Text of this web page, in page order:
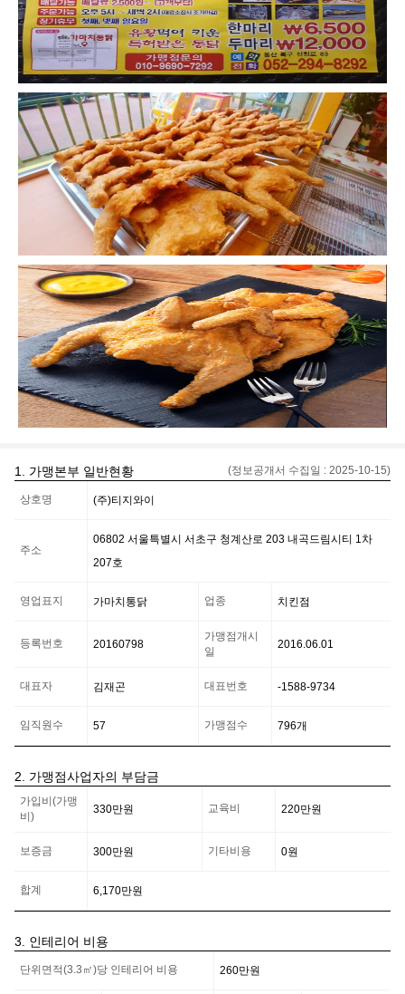
1. 가맹본부 일반현황 (정보공개서 수집일 : 2025-10-15)
맹
일
황
상호명 (주)티지와이
주소
06802 서울특별시 서초구 청계산로 203 내곡드림시티 1차
207호
영업표지 가마치통닭 업종 치킨점
등록번호 20160798
가맹점개시
일
2016.06.01
대표자 김재곤 대표번호 -1588-9734
임직원수 57 가맹점수 796개
2. 가맹점사업자의 부담금
맹
업
의
정
가입비(가맹
비)
330만원 교육비 220만원
보증금 300만원 기타비용 0원
합계 6,170만원
3. 인테리어 비용
테단위면적(3.3㎡)당 인테리어 비용 260만원